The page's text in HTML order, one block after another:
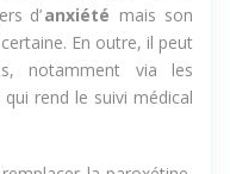
uneaidepour
d’anxiétémais son
En outre, il peut
notamment via les
rend le suivi médical